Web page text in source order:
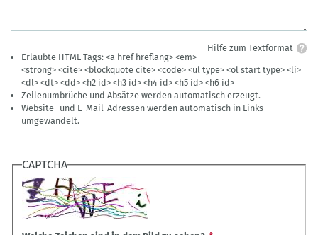
Hilfe zum Textformat
Erlaubte HTML-Tags: <a href hreflang> <em>
<strong> <cite> <blockquote cite> <code> <ul type> <ol start type> <li>
<dl> <dt> <dd> <h2 id> <h3 id> <h4 id> <h5 id> <h6 id>
Zeilenumbrüche und Absätze werden automatisch erzeugt.
Website- und E-Mail-Adressen werden automatisch in Links
umgewandelt.
CAPTCHA